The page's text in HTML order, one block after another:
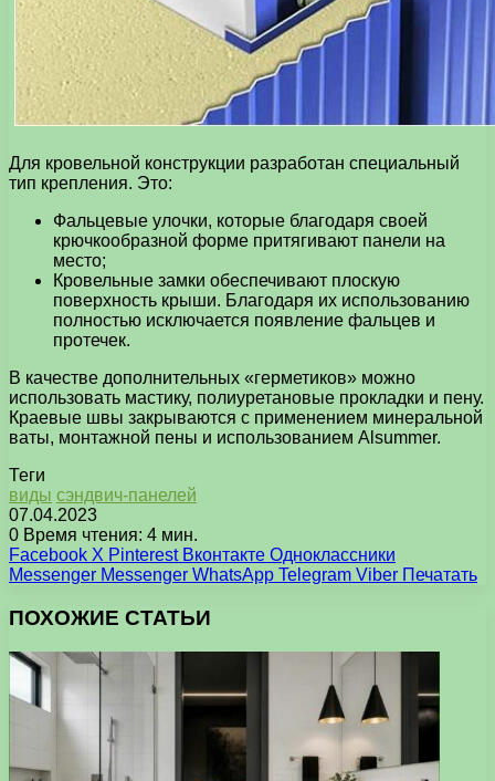
Для кровельной конструкции разработан специальный
тип крепления. Это:
Фальцевые улочки, которые благодаря своей
крючкообразной форме притягивают панели на
место;
Кровельные замки обеспечивают плоскую
поверхность крыши. Благодаря их использованию
полностью исключается появление фальцев и
протечек.
В качестве дополнительных «герметиков» можно
использовать мастику, полиуретановые прокладки и пену.
Краевые швы закрываются с применением минеральной
ваты, монтажной пены и использованием Alsummer.
Теги
виды сэндвич-панелей
07.04.2023
0 Время чтения: 4 мин.
Facebook X Pinterest Вконтакте Одноклассники
Messenger Messenger WhatsApp Telegram Viber Печатать
ПОХОЖИЕ СТАТЬИ